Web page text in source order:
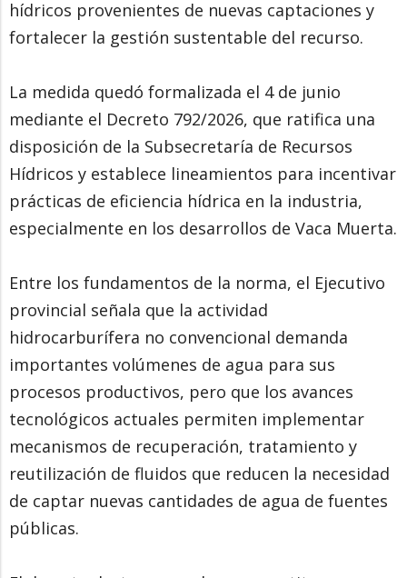
hídricos provenientes de nuevas captaciones y
fortalecer la gestión sustentable del recurso.
La medida quedó formalizada el 4 de junio
mediante el Decreto 792/2026, que ratifica una
disposición de la Subsecretaría de Recursos
Hídricos y establece lineamientos para incentivar
prácticas de eficiencia hídrica en la industria,
especialmente en los desarrollos de Vaca Muerta.
Entre los fundamentos de la norma, el Ejecutivo
provincial señala que la actividad
hidrocarburífera no convencional demanda
importantes volúmenes de agua para sus
procesos productivos, pero que los avances
tecnológicos actuales permiten implementar
mecanismos de recuperación, tratamiento y
reutilización de fluidos que reducen la necesidad
de captar nuevas cantidades de agua de fuentes
públicas.